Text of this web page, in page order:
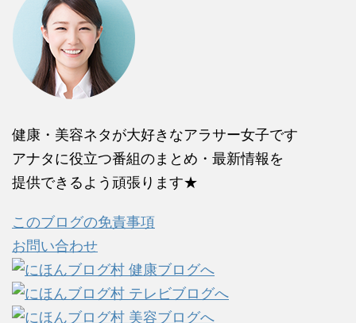
健康・美容ネタが大好きなアラサー女子です
アナタに役立つ番組のまとめ・最新情報を
提供できるよう頑張ります★
このブログの免責事項
お問い合わせ